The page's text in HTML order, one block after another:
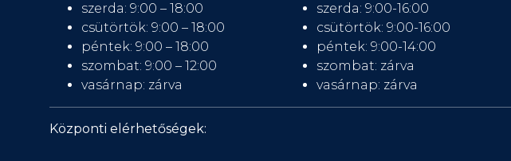
szerda: 9:00 – 18:00
csütörtök: 9:00 – 18:00
péntek: 9:00 – 18:00
szombat: 9:00 – 12:00
vasárnap: zárva
szerda: 9:00-16:00
csütörtök: 9:00-16:00
péntek: 9:00-14:00
szombat: zárva
vasárnap: zárva
Központi elérhetőségek: